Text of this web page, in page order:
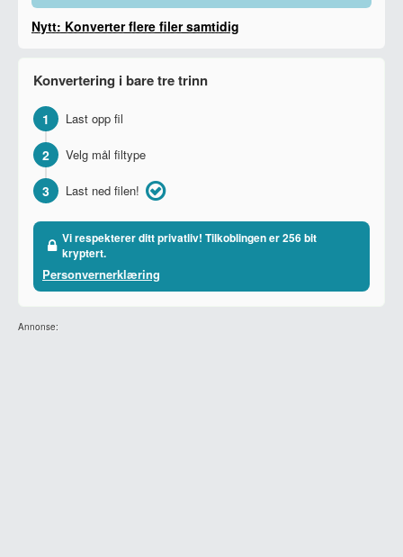
Nytt: Konverter flere filer samtidig
Konvertering i bare tre trinn
1 Last opp fil
2 Velg mål filtype
3 Last ned filen!
Vi respekterer ditt privatliv! Tilkoblingen er 256 bit
kryptert.
Personvernerklæring
Annonse: